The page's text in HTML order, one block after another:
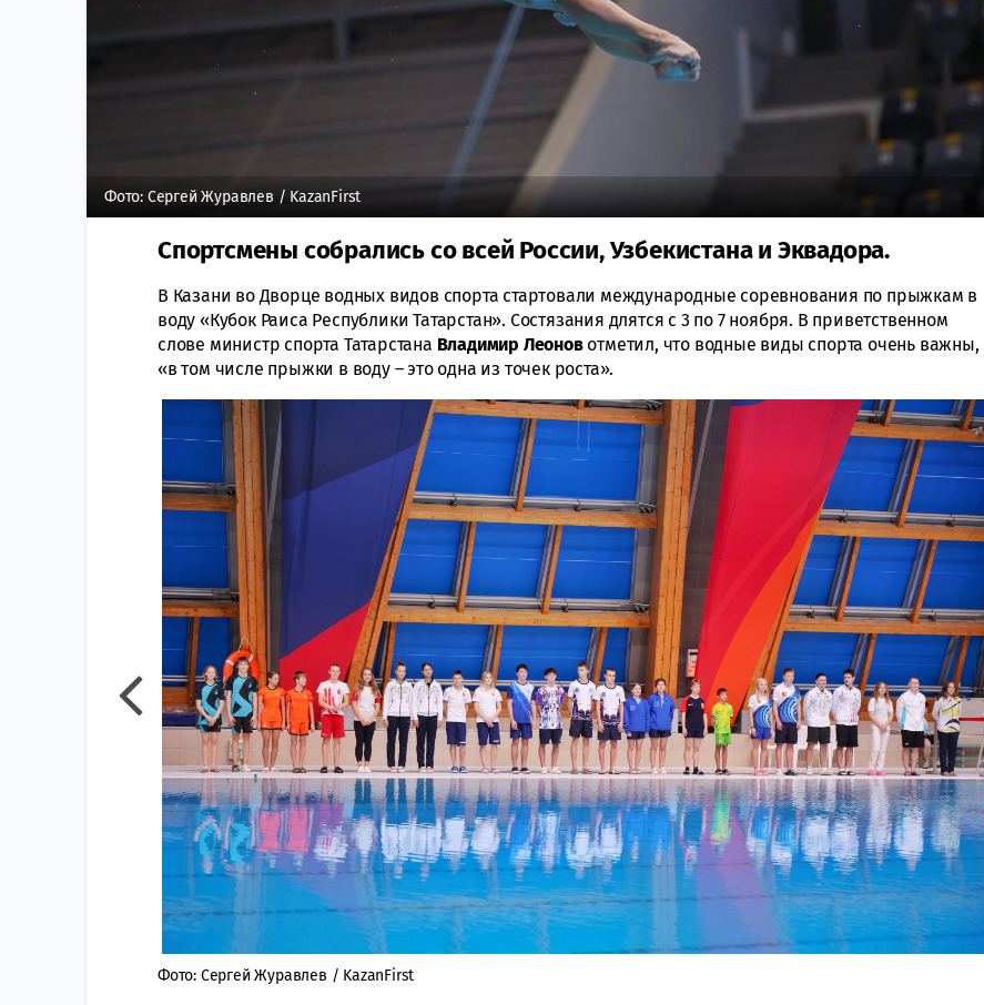
Фото: Сергей Журавлев / KazanFirst
Спортсмены собрались со всей России, Узбекистана и Эквадора.
В Казани во Дворце водных видов спорта стартовали международные соревнования по прыжкам в
воду «Кубок Раиса Республики Татарстан». Состязания длятся с 3 по 7 ноября. В приветственном
слове министр спорта Татарстана Владимир Леоновотметил, что водные виды спорта очень важны,
«в том числе прыжки в воду – это одна из точек роста».
Фото: Сергей Журавлев / KazanFirst